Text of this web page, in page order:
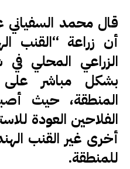
قال محمد
أن زراعة ‘‘القنب
الزراعي المحلي
بشكل مباشر على
المنطقة، حيث
الفلاحين العودة
أخرى غير القنب
للمنطقة.